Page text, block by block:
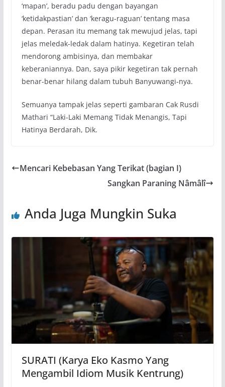
‘mapan’, beradu padu dengan bayangan
‘ketidakpastian’ dan ‘keragu-raguan’ tentang masa
depan. Perasan itu memang tak mewujud jelas, tapi
jelas meledak-ledak dalam hatinya. Kegetiran telah
mendorong ambisinya, dan membakar
keberaniannya. Dan, saya pikir kegetiran tak pernah
benar-benar hilang dalam tubuh Banyuwangi-nya.
Semuanya tampak jelas seperti gambaran Cak Rusdi
Mathari “Laki-Laki Memang Tidak Menangis, Tapi
Hatinya Berdarah, Dik.
Mencari Kebebasan Yang Terikat (bagian I)
Sangkan Paraning Nâmâlî
Anda Juga Mungkin Suka
SURATI (Karya Eko Kasmo Yang
Mengambil Idiom Musik Kentrung)